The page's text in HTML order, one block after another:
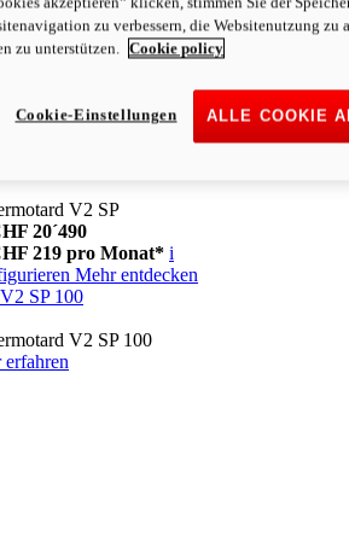
Mehr entdecken
169 pro Monat* i
Mehr entdecken
V2 SP
20´490
219 pro Monat* i
Mehr entdecken
V2 SP 100
V2 SP 100
erfahren
zu verbessern, die Websitenutzung zu
zu unterstützen.
Cookie policy
ALLE COOKIE
Cookie-Einstellungen